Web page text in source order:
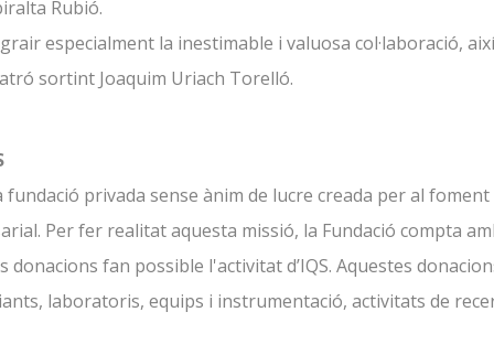
Rubió.
especialment la inestimable i valuosa col·laboració,
sortint Joaquim Uriach Torelló.
fundació privada sense ànim de lucre creada per al
Per fer realitat aquesta missió, la Fundació compta
donacions fan possible l'activitat d’IQS. Aquestes
laboratoris, equips i instrumentació, activitats de